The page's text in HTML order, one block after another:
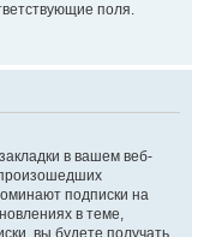
поля.
в вашем веб-
подписки на
в теме,
вы будете получать